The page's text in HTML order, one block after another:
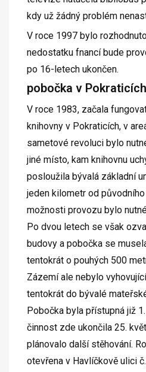
kdy už žádný problém
V roce 1997 bylo
nedostatku fnancí bude
po 16-letech ukončen.
pobočka v Pokraticích
V roce 1983, začala
knihovny v Pokraticích, v
sametové revoluci bylo
jiné místo, kam knihovnu
posloužila bývalá základní
jeden kilometr od
možnosti provozu bylo
Po dvou letech se však
budovy a pobočka se
tentokrát o pouhých 500
Zázemí ale nebylo
tentokrát do bývalé
Pobočka byla přístupná již
činnost zde ukončila 25.
plánovalo další stěhování.
otevřena v Havlíčkově ulici